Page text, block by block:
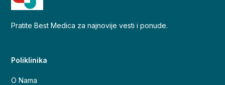
Pratite Best Medica za najnovije vesti i ponude.
Poliklinika
O Nama